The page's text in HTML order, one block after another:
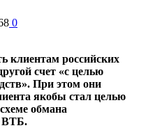
0
клиентам российских
счет «с целью
При этом они
якобы стал целью
обмана
ВТБ.